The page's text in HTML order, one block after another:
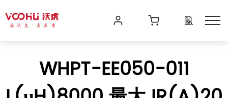
WHPT-EE050-011